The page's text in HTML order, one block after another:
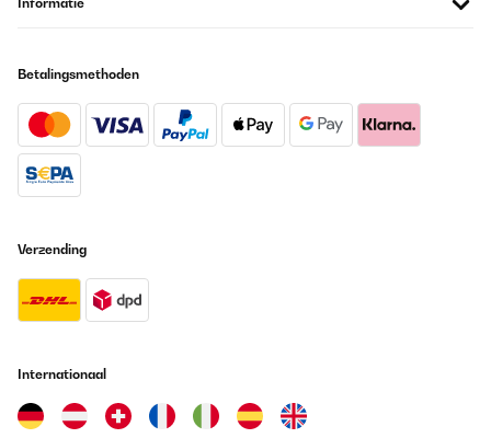
Betalingsmethoden
Verzending
Internationaal